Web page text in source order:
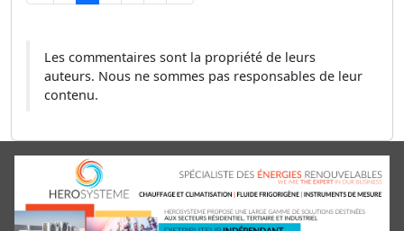
Les commentaires sont la propriété de leurs
auteurs. Nous ne sommes pas responsables de leur
contenu.